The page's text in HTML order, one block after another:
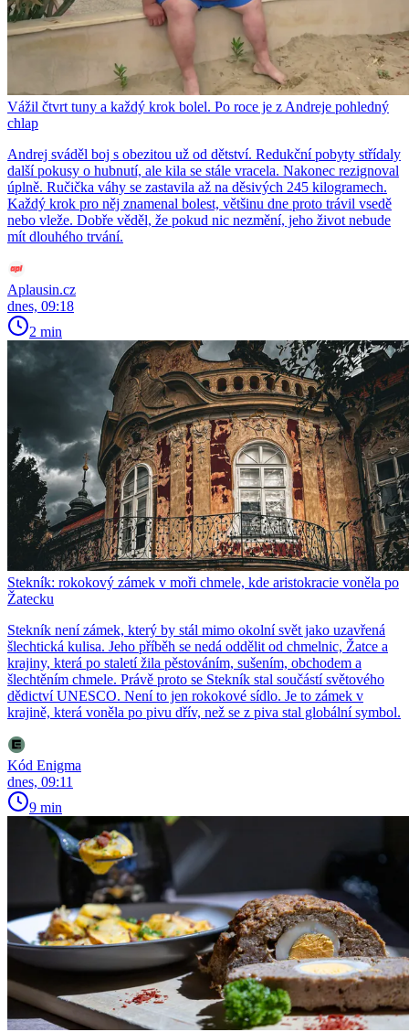
Vážil čtvrt tuny a každý krok bolel. Po roce je z Andreje pohledný
chlap
Andrej sváděl boj s obezitou už od dětství. Redukční pobyty střídaly
další pokusy o hubnutí, ale kila se stále vracela. Nakonec rezignoval
úplně. Ručička váhy se zastavila až na děsivých 245 kilogramech.
Každý krok pro něj znamenal bolest, většinu dne proto trávil vsedě
nebo vleže. Dobře věděl, že pokud nic nezmění, jeho život nebude
mít dlouhého trvání.
Aplausin.cz
dnes, 09:18
2 min
Stekník: rokokový zámek v moři chmele, kde aristokracie voněla po
Žatecku
Stekník není zámek, který by stál mimo okolní svět jako uzavřená
šlechtická kulisa. Jeho příběh se nedá oddělit od chmelnic, Žatce a
krajiny, která po staletí žila pěstováním, sušením, obchodem a
šlechtěním chmele. Právě proto se Stekník stal součástí světového
dědictví UNESCO. Není to jen rokokové sídlo. Je to zámek v
krajině, která voněla po pivu dřív, než se z piva stal globální symbol.
Kód Enigma
dnes, 09:11
9 min